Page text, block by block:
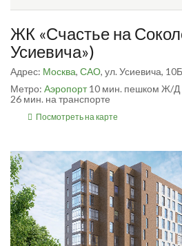
ЖК «Счастье на
Усиевича»)
Адрес: Москва, САО, ул. Усиевича, 10Б
Метро: Аэропорт 10 мин. пешком Ж/Д
26 мин. на транспорте
Посмотреть на карте